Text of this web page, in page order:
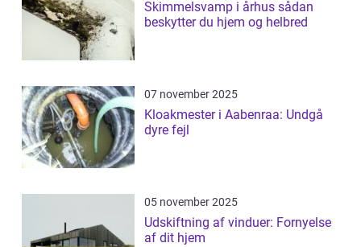
Skimmelsvamp i århus sådan
beskytter du hjem og helbred
07 november 2025
Kloakmester i Aabenraa: Undgå
dyre fejl
05 november 2025
Udskiftning af vinduer: Fornyelse
af dit hjem